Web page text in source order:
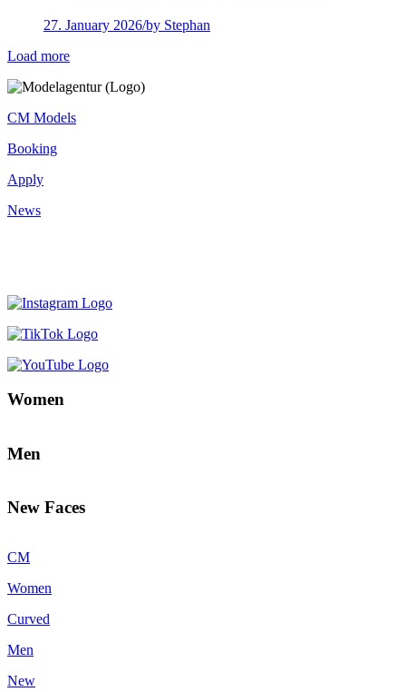
27. January 2026/by Stephan
Load more
CM Models
Booking
Apply
News
Women
Men
New Faces
CM
Women
Curved
Men
New